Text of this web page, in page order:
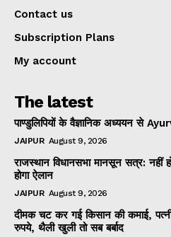
Contact us
Subscription Plans
My account
The latest
पाण्डुलिपियों के वैज्ञानिक अध्ययन से
JAIPUR August 9, 2026
राजस्थान विधानसभा मानसून सत्र: नहीं
होगा ऐलान
JAIPUR August 9, 2026
दीमक चट कर गई किसान की कमाई,
रुपये, थैली खुली तो सब बर्बाद